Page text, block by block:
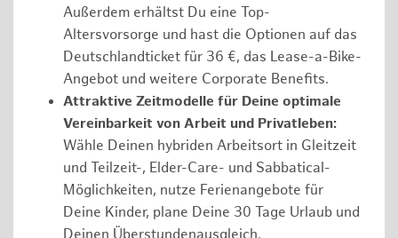
Außerdem erhältst Du eine Top-
Altersvorsorge und hast die Optionen auf das
Deutschlandticket für 36 €, das Lease-a-Bike-
Angebot und weitere Corporate Benefits.
Attraktive Zeitmodelle für Deine optimale
Vereinbarkeit von Arbeit und Privatleben:
Wähle Deinen hybriden Arbeitsort in Gleitzeit
und Teilzeit-, Elder-Care- und Sabbatical-
Möglichkeiten, nutze Ferienangebote für
Deine Kinder, plane Deine 30 Tage Urlaub und
Deinen Überstundenausgleich.